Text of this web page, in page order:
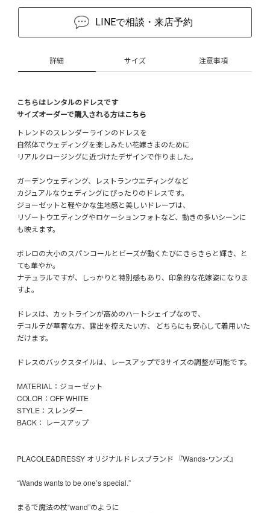
LINEで相談・来店予約
詳細 サイズ 注意事項
こちらはレンタルのドレスです
サイズオーダーで購入される方はこちら
トレンドのスレンダーラインのドレスを
自然体でウェディングを楽しみたい花嫁さまのために
リアルクロージングに近づけたデザインで作りました。
ガーデンウェディング、レストランウエディングなど
カジュアルなウェディングにぴったりのドレスです。
ジョーゼットと軽やかな生地感と美しいドレープは、
リゾートウエディングやロケーションフォトなど、動きの多いシーンに
も映えます。
ボレロの大小のスパンコールとビーズが動くたびにきらきらと輝き、と
ても華やか。
ナチュラルですが、しっかりと特別感もあり、印象的な花嫁姿になりま
すよ。
ドレスは、カットラインが高めのハートシェイプなので、
デコルテが華奢な方、露出を控えたい方、 どちらにも安心して着用いた
だけます。
ドレスのバックスタイルは、レースアップで3サイズの調整が可能です。
MATERIAL：ジョーゼット
COLOR：OFF WHITE
STYLE：スレンダー
BACK： レースアップ
PLACOLE&DRESSY オリジナルドレスブランド 『Wands-ワンズ』
“Wands wants to be one’s special.”
まるで魔法の杖“wand”のように